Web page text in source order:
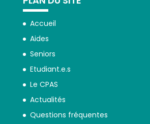
Accueil
Aides
Seniors
Etudiant.e.s
Le CPAS
Actualités
Questions fréquentes